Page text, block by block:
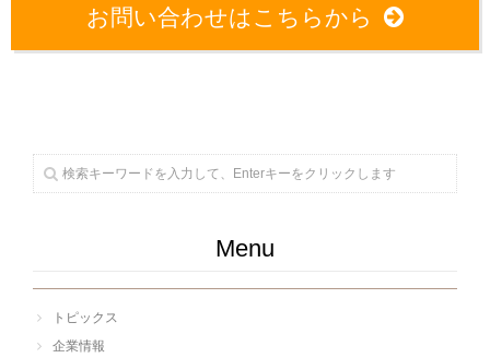
お問い合わせはこちらから
Menu
トピックス
企業情報